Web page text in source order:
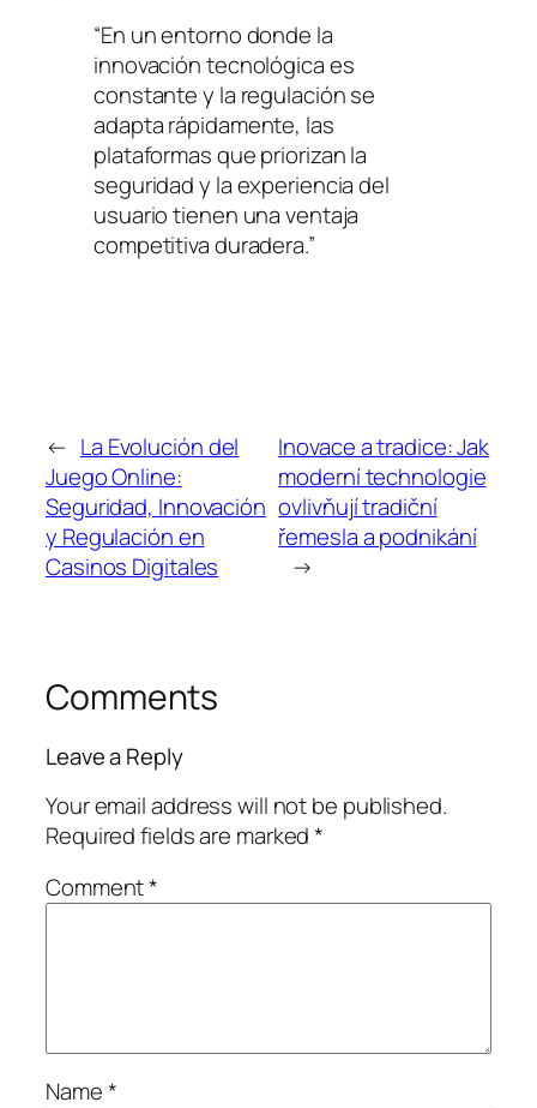
“En un entorno donde la
innovación tecnológica es
constante y la regulación se
adapta rápidamente, las
plataformas que priorizan la
seguridad y la experiencia del
usuario tienen una ventaja
competitiva duradera.”
← La Evolución del
Juego Online:
Seguridad, Innovación
y Regulación en
Casinos Digitales
Inovace a tradice: Jak
moderní technologie
ovlivňují tradiční
řemesla a podnikání
→
Comments
Leave a Reply
Your email address will not be published.
Required fields are marked*
Comment*
Name*